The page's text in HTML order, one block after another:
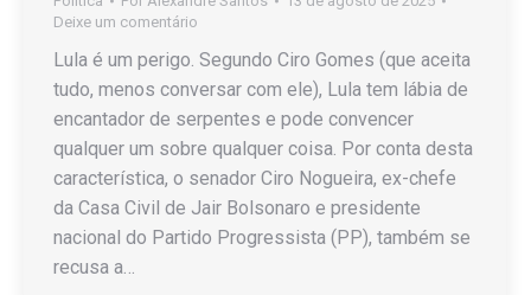
Deixe um comentário
Lula é um perigo. Segundo Ciro Gomes (que aceita
tudo, menos conversar com ele), Lula tem lábia de
encantador de serpentes e pode convencer
qualquer um sobre qualquer coisa. Por conta desta
característica, o senador Ciro Nogueira, ex-chefe
da Casa Civil de Jair Bolsonaro e presidente
nacional do Partido Progressista (PP), também se
recusa a…